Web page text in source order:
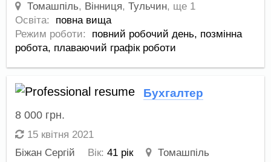
Томашпіль, Вінниця,Тульчин, ще 1
Освіта:
повна вища
Режим роботи:
повний робочий день, позмінна
робота, плаваючий графік роботи
Бухгалтер
8 000 грн.
15 квітня 2021
Біжан Сергій
Вік: 41 рік
Томашпіль